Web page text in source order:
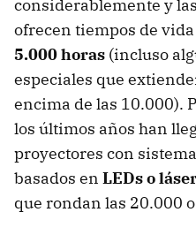
considerablemente y
ofrecen tiempos de
5.000 horas (incluso
especiales que
encima de las 10.000).
los últimos años han
proyectores con
basados en LEDs o
que rondan las 20.000